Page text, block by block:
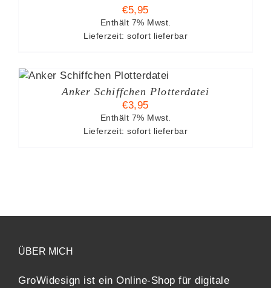
€5,95
Enthält 7% Mwst.
Lieferzeit: sofort lieferbar
Anker Schiffchen Plotterdatei
€3,95
Enthält 7% Mwst.
Lieferzeit: sofort lieferbar
ÜBER MICH
GroWidesign ist ein Online-Shop für digitale